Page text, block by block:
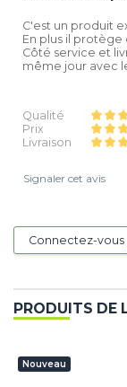
C'est un produit
En plus il protège
Côté service et
même jour avec
Qualité
Prix
Livraison
Signaler cet avis
Connectez-
PRODUITS DE
Nouveau